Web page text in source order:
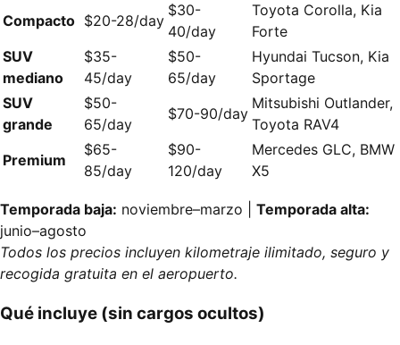
Compacto $20-28/day
$30-
40/day
Toyota Corolla, Kia
Forte
SUV
mediano
$35-
45/day
$50-
65/day
Hyundai Tucson, Kia
Sportage
SUV
grande
$50-
65/day
$70-90/day
Mitsubishi Outlander,
Toyota RAV4
Premium
$65-
85/day
$90-
120/day
Mercedes GLC, BMW
X5
Temporada baja: noviembre–marzo | Temporada alta:
junio–agosto
Todos los precios incluyen kilometraje ilimitado, seguro y
recogida gratuita en el aeropuerto.
Qué incluye (sin cargos ocultos)